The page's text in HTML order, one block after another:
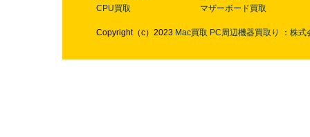
CPU買取
マザーボード買取
Copyright（c）2023 Mac買取 PC周辺機器買取り ： 株式